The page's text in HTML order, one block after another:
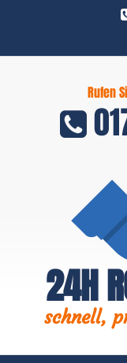
Rufen
24H
schnell,